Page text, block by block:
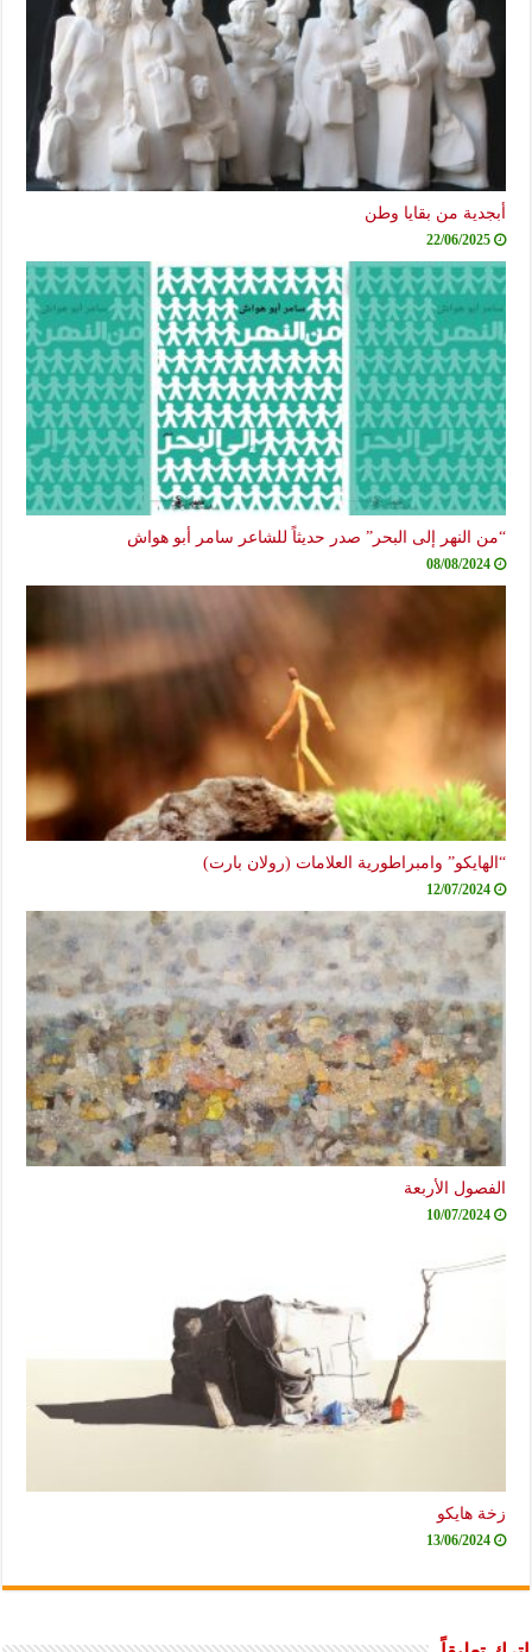
أبجدية من بقايا وطن
22/06/2025
“من النهر إلى البحر” صدر حديثاً للشاعر سامر أبو هواش
08/08/2024
“الهايكو” وامبراطورية العلامات (رولان بارت)
12/07/2024
الفصول الأربعة
10/07/2024
زخة هايكو
13/06/2024